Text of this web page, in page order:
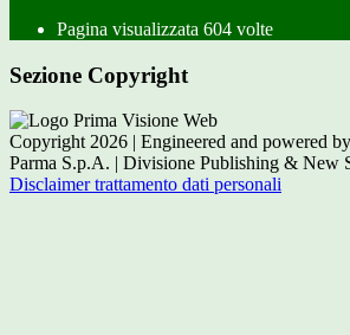
Pagina visualizzata 604 volte
Sezione Copyright
Copyright 2026 | Engineered and powered
Parma S.p.A. | Divisione Publishing & New
Disclaimer trattamento dati personali